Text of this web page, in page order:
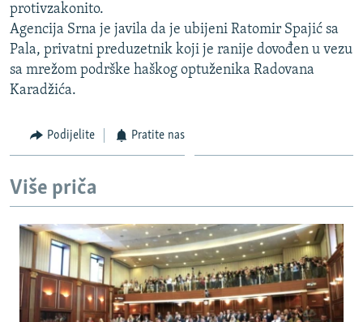
VIŠE OD NASLOVA
GENOCID U SREBRENICI
POPLAVE I KLIZIŠTA U BIH 2024.
POST SCRIPTUM
TRI DECENIJE OD RATA U BIH
SVE KARTE DEJTONA
NASTANAK I RASPAD JUGOSLAVIJE
PRATITE NAS
protivzakonito.
Agencija Srna je javila da je ubijeni Ratomir Spajić sa
Pala, privatni preduzetnik koji je ranije dovođen u vezu
sa mrežom podrške haškog optuženika Radovana
Karadžića.
Podijelite Pratite nas
Više priča